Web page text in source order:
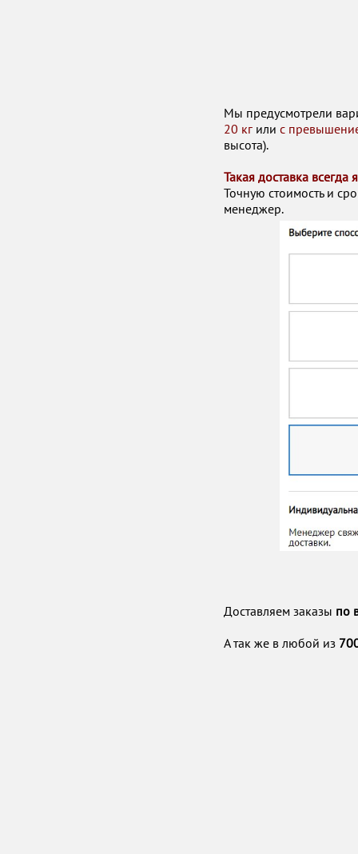
Мы предусмотрели
20 кг или с
высота).
Такая доставка всегда
Точную стоимость и
менеджер.
Доставляем заказы по
А так же в любой из